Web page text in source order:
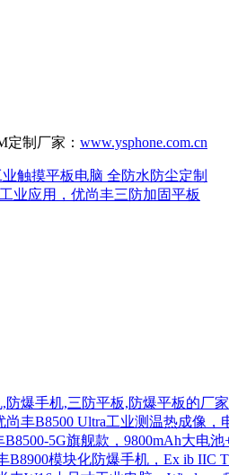
制厂家： www.ysphone.com.cn
触摸平板电脑 全防水防尘定制
业应用，优尚丰三防加固平板
爆手机,三防平板,防爆平板的厂家
尚丰B8500 Ultra工业测温热成像，
B8500-5G旗舰款，9800mAh大电
B8900模块化防爆手机，Ex ib IIC